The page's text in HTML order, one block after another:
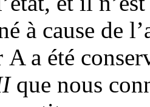
à cause de
a été
que nous